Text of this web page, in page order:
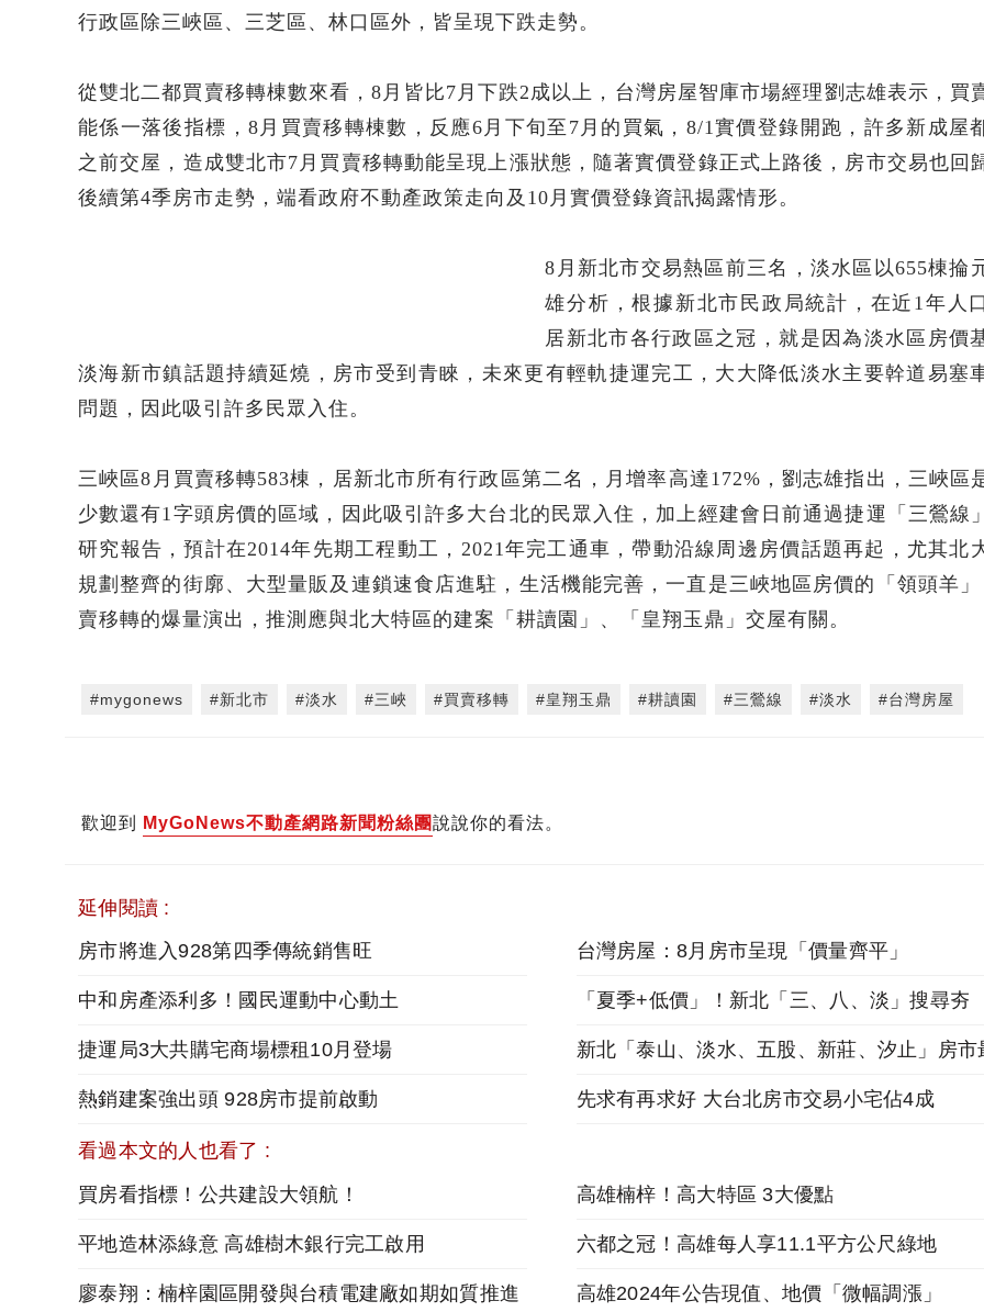
行政區除三峽區、三芝區、林口區外，皆呈現下跌走勢。
從雙北二都買賣移轉棟數來看，8月皆比7月下跌2成以上，台灣房屋智庫市場經理劉志雄表示，買
能係一落後指標，8月買賣移轉棟數，反應6月下旬至7月的買氣，8/1實價登錄開跑，許多新成屋
之前交屋，造成雙北市7月買賣移轉動能呈現上漲狀態，隨著實價登錄正式上路後，房市交易也回
後續第4季房市走勢，端看政府不動產政策走向及10月實價登錄資訊揭露情形。
8月新北市交易熱區前三名，淡水區以655棟掄
雄分析，根據新北市民政局統計，在近1年人
居新北市各行政區之冠，就是因為淡水區房價
淡海新市鎮話題持續延燒，房市受到青睞，未來更有輕軌捷運完工，大大降低淡水主要幹道易塞
問題，因此吸引許多民眾入住。
三峽區8月買賣移轉583棟，居新北市所有行政區第二名，月增率高達172%，劉志雄指出，三峽區
少數還有1字頭房價的區域，因此吸引許多大台北的民眾入住，加上經建會日前通過捷運「三鶯線
研究報告，預計在2014年先期工程動工，2021年完工通車，帶動沿線周邊房價話題再起，尤其北
規劃整齊的街廓、大型量販及連鎖速食店進駐，生活機能完善，一直是三峽地區房價的「領頭羊
賣移轉的爆量演出，推測應與北大特區的建案「耕讀園」、「皇翔玉鼎」交屋有關。
#mygonews #新北市 #淡水 #三峽 #買賣移轉 #皇翔玉鼎 #耕讀園 #三鶯線 #淡水 #台灣房屋
歡迎到 MyGoNews不動產網路新聞粉絲團說說你的看法。
延伸閱讀 :
房市將進入928第四季傳統銷售旺
台灣房屋：8月房市呈現「價量齊平」
中和房產添利多！國民運動中心動土 「夏季+低價」！新北「三、八、淡」搜尋夯
捷運局3大共購宅商場標租10月登場 新北「泰山、淡水、五股、新莊、汐止」房市
熱銷建案強出頭 928房市提前啟動 先求有再求好 大台北房市交易小宅佔4成
看過本文的人也看了 :
買房看指標！公共建設大領航！
高雄楠梓！高大特區 3大優點
平地造林添綠意 高雄樹木銀行完工啟用 六都之冠！高雄每人享11.1平方公尺綠地
廖泰翔：楠梓園區開發與台積電建廠如期如質推進 高雄2024年公告現值、地價「微幅調漲」